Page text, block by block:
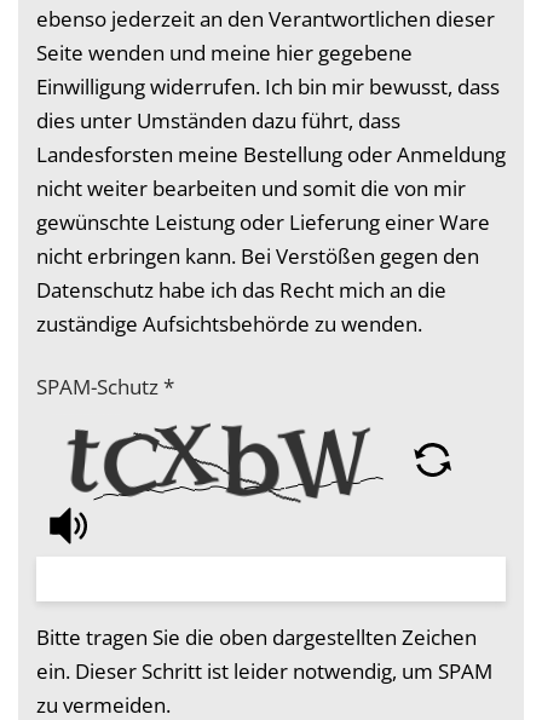
ebenso jederzeit an den Verantwortlichen dieser
Seite wenden und meine hier gegebene
Einwilligung widerrufen. Ich bin mir bewusst, dass
dies unter Umständen dazu führt, dass
Landesforsten meine Bestellung oder Anmeldung
nicht weiter bearbeiten und somit die von mir
gewünschte Leistung oder Lieferung einer Ware
nicht erbringen kann. Bei Verstößen gegen den
Datenschutz habe ich das Recht mich an die
zuständige Aufsichtsbehörde zu wenden.
SPAM-Schutz*
Bitte tragen Sie die oben dargestellten Zeichen
ein. Dieser Schritt ist leider notwendig, um SPAM
zu vermeiden.